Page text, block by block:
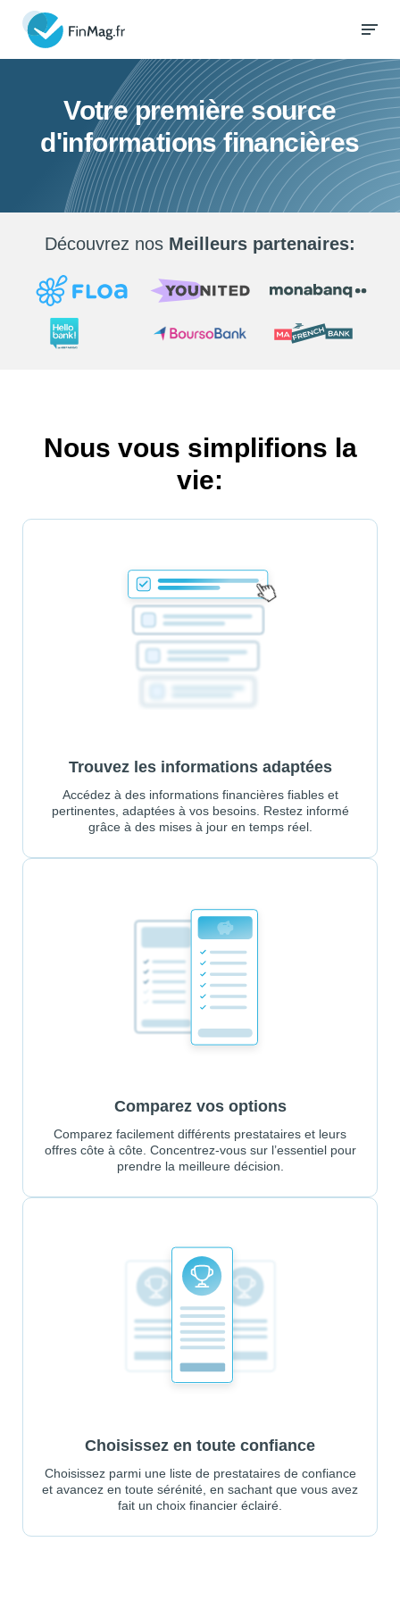
Votre première source
d'informations financières
Découvrez nos Meilleurs partenaires:
Nous vous simplifions la
vie:
Trouvez les informations adaptées
Accédez à des informations financières fiables et
pertinentes, adaptées à vos besoins. Restez informé
grâce à des mises à jour en temps réel.
Comparez vos options
Comparez facilement différents prestataires et leurs
offres côte à côte. Concentrez-vous sur l’essentiel pour
prendre la meilleure décision.
Choisissez en toute confiance
Choisissez parmi une liste de prestataires de confiance
et avancez en toute sérénité, en sachant que vous avez
fait un choix financier éclairé.